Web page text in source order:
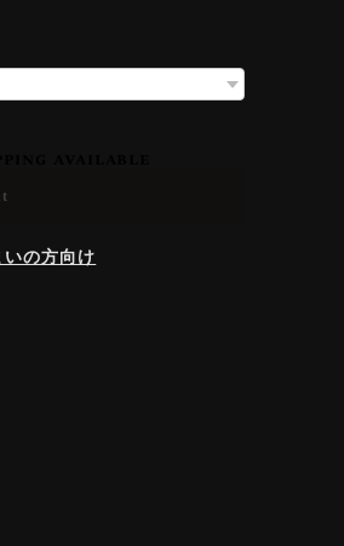
の方向け